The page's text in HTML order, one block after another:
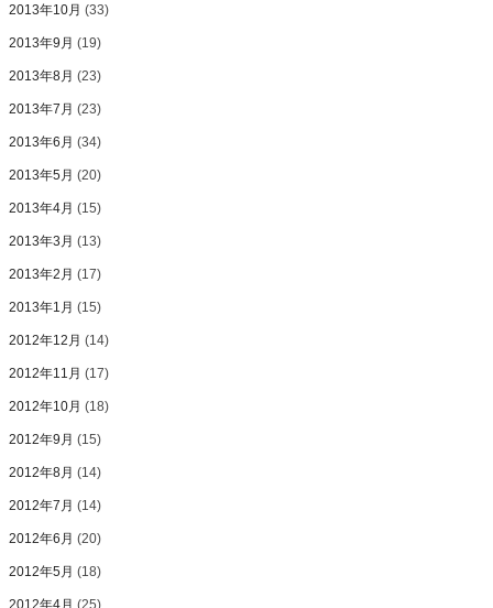
2013年10月 (33)
2013年9月 (19)
2013年8月 (23)
2013年7月 (23)
2013年6月 (34)
2013年5月 (20)
2013年4月 (15)
2013年3月 (13)
2013年2月 (17)
2013年1月 (15)
2012年12月 (14)
2012年11月 (17)
2012年10月 (18)
2012年9月 (15)
2012年8月 (14)
2012年7月 (14)
2012年6月 (20)
2012年5月 (18)
2012年4月 (25)